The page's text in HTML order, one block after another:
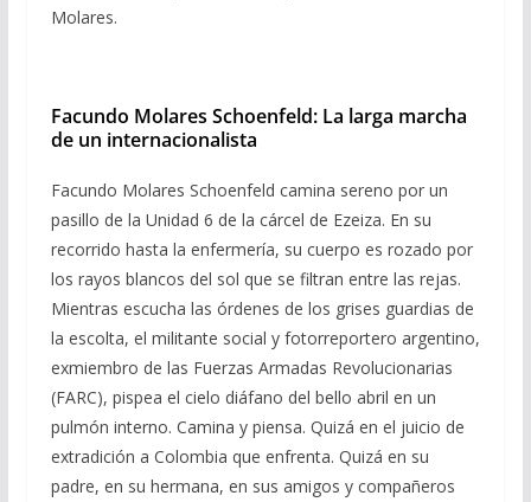
Molares.
Facundo Molares Schoenfeld: La larga marcha
de un internacionalista
Facundo Molares Schoenfeld camina sereno por un
pasillo de la Unidad 6 de la cárcel de Ezeiza. En su
recorrido hasta la enfermería, su cuerpo es rozado por
los rayos blancos del sol que se filtran entre las rejas.
Mientras escucha las órdenes de los grises guardias de
la escolta, el militante social y fotorreportero argentino,
exmiembro de las Fuerzas Armadas Revolucionarias
(FARC), pispea el cielo diáfano del bello abril en un
pulmón interno. Camina y piensa. Quizá en el juicio de
extradición a Colombia que enfrenta. Quizá en su
padre, en su hermana, en sus amigos y compañeros